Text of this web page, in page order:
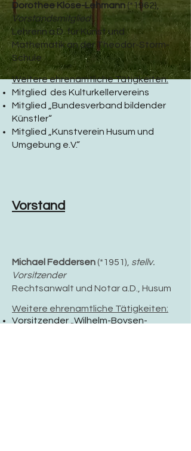
Dorothee Klose-Lehmann(*1962),
Vorstandsmitglied
Lehrerin a.D. für Kunst und
Mathematik an der Theodor-Storm-
Schule
Weitere ehrenamtliche Tätigkeiten:
Mitglied des Kulturkellervereins
Mitglied „Bundesverband bildender
Künstler“
Mitglied „Kunstverein Husum und
Umgebung e.V.“
Vorstand
Michael Feddersen(*1951), stellv.
Vorsitzender
Rechtsanwalt und Notar a.D., Husum
Weitere ehrenamtliche Tätigkeiten:
Vorsitzender „Wilhelm-Boysen-